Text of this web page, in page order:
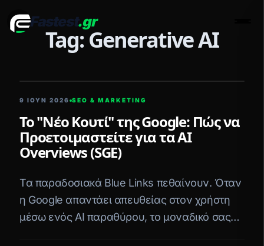
Fastest.gr
Tag: Generative AI
9 ΙΟΥΝ 2026 SEO & MARKETING
Το "Νέο Κουτί" της Google: Πώς να
Προετοιμαστείτε για τα AI
Overviews (SGE)
Τα παραδοσιακά Blue Links πεθαίνουν. Όταν
η Google απαντάει απευθείας στον χρήστη
μέσω ενός AI παραθύρου, το μοναδικό σας